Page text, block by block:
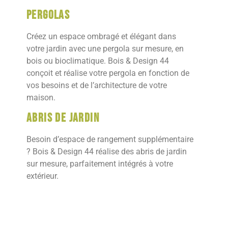
Pergolas
Créez un espace ombragé et élégant dans
votre jardin avec une pergola sur mesure, en
bois ou bioclimatique. Bois & Design 44
conçoit et réalise votre pergola en fonction de
vos besoins et de l’architecture de votre
maison.
Abris de jardin
Besoin d’espace de rangement supplémentaire
? Bois & Design 44 réalise des abris de jardin
sur mesure, parfaitement intégrés à votre
extérieur.